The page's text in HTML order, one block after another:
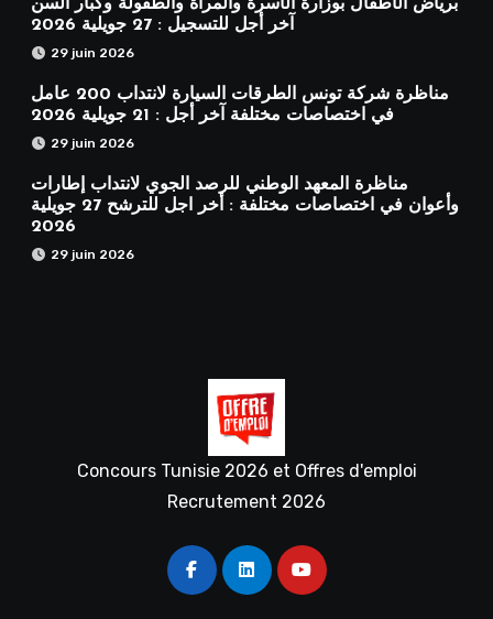
برياض الأطفال بوزارة الأسرة والمرأة والطفولة وكبار السن
آخر أجل للتسجيل : 27 جويلية 2026
29 juin 2026
مناظرة شركة تونس الطرقات السيارة لانتداب 200 عامل
في اختصاصات مختلفة آخر أجل : 21 جويلية 2026
29 juin 2026
مناظرة المعهد الوطني للرصد الجوي لانتداب إطارات
وأعوان في اختصاصات مختلفة : أخر اجل للترشح 27 جويلية
2026
29 juin 2026
Concours Tunisie 2026 et Offres d'emploi
Recrutement 2026